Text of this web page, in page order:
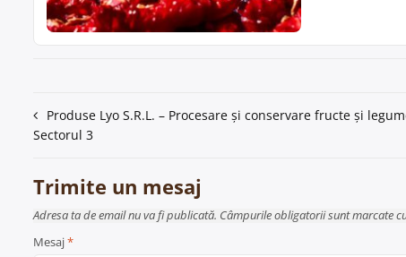
Navigare
în
articole
Produse Lyo S.R.L. – Procesare și conservare fructe și
Sectorul 3
Trimite un mesaj
Adresa ta de email nu va fi publicată. Câmpurile obligatorii sunt marcate
Mesaj*